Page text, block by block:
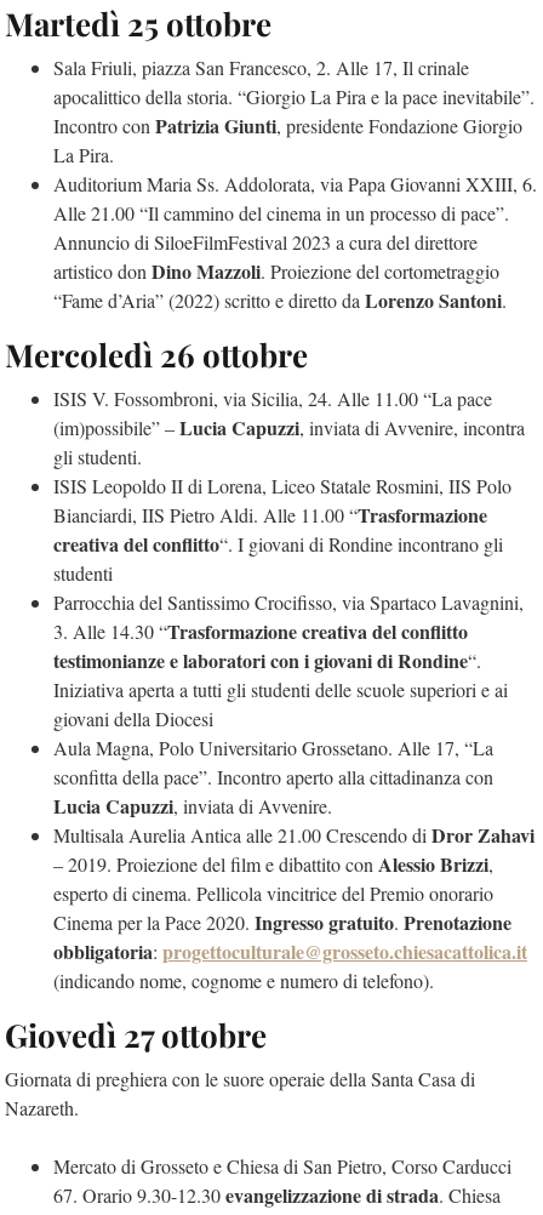
Martedì 25 ottobre
Sala Friuli, piazza San Francesco, 2. Alle 17, Il crinale
apocalittico della storia. “Giorgio La Pira e la pace inevitabile”.
Incontro con Patrizia Giunti, presidente Fondazione Giorgio
La Pira.
Auditorium Maria Ss. Addolorata, via Papa Giovanni XXIII, 6.
Alle 21.00 “Il cammino del cinema in un processo di pace”.
Annuncio di SiloeFilmFestival 2023 a cura del direttore
artistico don Dino Mazzoli. Proiezione del cortometraggio
“Fame d’Aria” (2022) scritto e diretto da Lorenzo Santoni.
Mercoledì 26 ottobre
ISIS V. Fossombroni, via Sicilia, 24. Alle 11.00 “La pace
(im)possibile” –Lucia Capuzzi, inviata di Avvenire, incontra
gli studenti.
ISIS Leopoldo II di Lorena, Liceo Statale Rosmini, IIS Polo
Bianciardi, IIS Pietro Aldi. Alle 11.00 “Trasformazione
creativa del conflitto“. I giovani di Rondine incontrano gli
studenti
Parrocchia del Santissimo Crocifisso, via Spartaco Lavagnini,
3. Alle 14.30 “Trasformazione creativa del conflitto
testimonianze e laboratori con i giovani di Rondine“.
Iniziativa aperta a tutti gli studenti delle scuole superiori e ai
giovani della Diocesi
Aula Magna, Polo Universitario Grossetano. Alle 17, “La
sconfitta della pace”. Incontro aperto alla cittadinanza con
Lucia Capuzzi, inviata di Avvenire.
Multisala Aurelia Antica alle 21.00 Crescendo di Dror Zahavi
– 2019. Proiezione del film e dibattito con Alessio Brizzi,
esperto di cinema. Pellicola vincitrice del Premio onorario
Cinema per la Pace 2020. Ingresso gratuito. Prenotazione
obbligatoria: progettoculturale@grosseto.chiesacattolica.it
(indicando nome, cognome e numero di telefono).
Giovedì 27 ottobre
Giornata di preghiera con le suore operaie della Santa Casa di
Nazareth.
Mercato di Grosseto e Chiesa di San Pietro, Corso Carducci
67. Orario 9.30-12.30evangelizzazione di strada. Chiesa